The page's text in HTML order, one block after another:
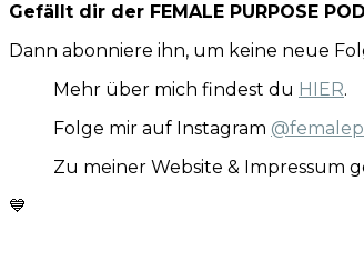
Gefällt dir der FEMALE PURPOSE
Dann abonniere ihn, um keine neue
Mehr über mich findest du HIER.
Folge mir auf Instagram
Zu meiner Website & Impressum
💙